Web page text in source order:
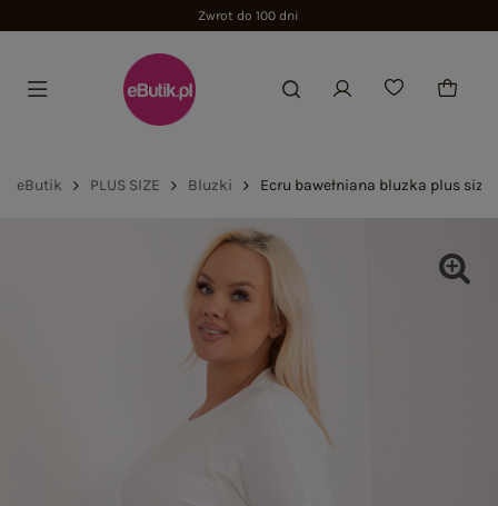
Zwrot do 100 dni
eButik PLUS SIZE Bluzki Ecru bawełniana bluzka plus size